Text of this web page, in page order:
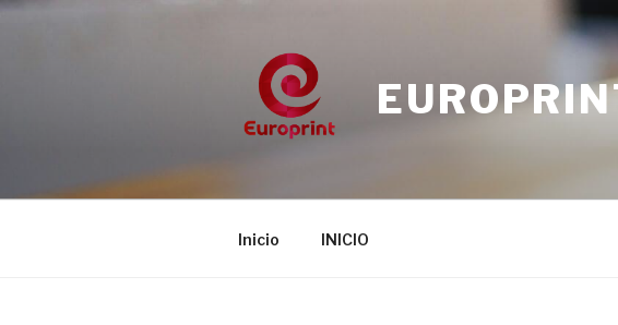
Saltar
Inicio INICIO